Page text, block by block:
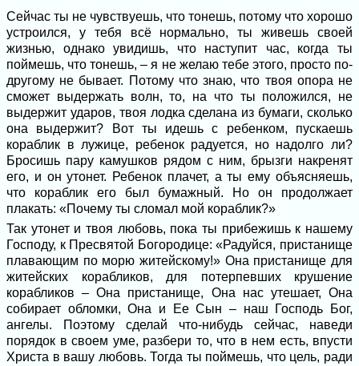
Сейчас ты не чувствуешь, что тонешь, потому что хорошо
устроился, у тебя всё нормально, ты живешь своей
жизнью, однако увидишь, что наступит час, когда ты
поймешь, что тонешь, – я не желаю тебе этого, просто по-
другому не бывает. Потому что знаю, что твоя опора не
сможет выдержать волн, то, на что ты положился, не
выдержит ударов, твоя лодка сделана из бумаги, сколько
она выдержит? Вот ты идешь с ребенком, пускаешь
кораблик в лужице, ребенок радуется, но надолго ли?
Бросишь пару камушков рядом с ним, брызги накренят
его, и он утонет. Ребенок плачет, а ты ему объясняешь,
что кораблик его был бумажный. Но он продолжает
плакать: «Почему ты сломал мой кораблик?»
Так утонет и твоя любовь, пока ты прибежишь к нашему
Господу, к Пресвятой Богородице: «Радуйся, пристанище
плавающим по морю житейскому!» Она пристанище для
житейских корабликов, для потерпевших крушение
корабликов – Она пристанище, Она нас утешает, Она
собирает обломки, Она и Ее Сын – наш Господь Бог,
ангелы. Поэтому сделай что-нибудь сейчас, наведи
порядок в своем уме, разбери то, что в нем есть, впусти
Христа в вашу любовь. Тогда ты поймешь, что цель, ради